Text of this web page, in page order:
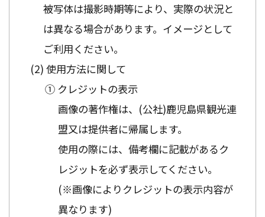
被写体は撮影時期等により、実際の状況と
は異なる場合があります。イメージとして
ご利用ください。
使用方法に関して
① クレジットの表示
画像の著作権は、(公社)鹿児島県観光連
盟又は提供者に帰属します。
使用の際には、備考欄に記載があるク
レジットを必ず表示してください。
(※画像によりクレジットの表示内容が
異なります)